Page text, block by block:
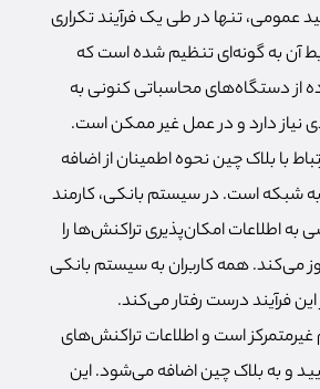
عمومی، تنها در طی یک فرآیند تکراری
آن به گونه‌ای تنظیم شده است که
از دستگاه‌های محاسباتی کنونی به
نیاز دارد و در عمل غیر ممکن است.
با بلاک چین نحوه اطمینان از اضافه
شبکه است. در سیستم بانکی، کارمند
به اطلاعات امکان‌پذیری تراکنش‌ها را
روز می‌کند. همه کاربران به سیستم بانکی
فرآیند درست رفتار می‌کند.
است و اطلاعات تراکنش‌های
و به بلاک چین اضافه می‌شود. این